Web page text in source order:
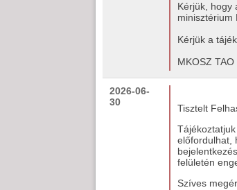
Kérjük, hogy
minisztérium
Kérjük a
MKOSZ
2026-06-
30
Tisztelt
előfordulhat,
felületén
Szíves